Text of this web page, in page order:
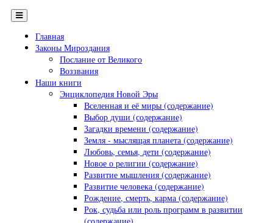
Главная
Законы Мироздания
Послание от Великого
Воззвания
Наши книги
Энциклопедия Новой Эры
Вселенная и её миры (содержание)
Выбор души (содержание)
Загадки времени (содержание)
Земля - мыслящая планета (содержание)
Любовь, семья, дети (содержание)
Новое о религии (содержание)
Развитие мышления (содержание)
Развитие человека (содержание)
Рождение, смерть, карма (содержание)
Рок, судьба или роль программ в развитии
(содержание)